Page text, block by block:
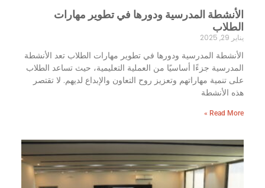
الأنشطة المدرسية ودورها في تطوير مهارات
الطلاب
يناير 29, 2025
الأنشطة المدرسية ودورها في تطوير مهارات الطلاب تعد الأنشطة
المدرسية جزءًا أساسيًا من العملية التعليمية، حيث تساعد الطلاب
على تنمية مهاراتهم وتعزيز روح التعاون والإبداع لديهم. لا تقتصر
هذه الأنشطة
Read More »